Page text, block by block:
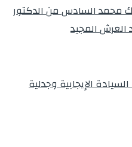
محمد السادس من الدكتور
المجيد
الإيجابية وجدلية